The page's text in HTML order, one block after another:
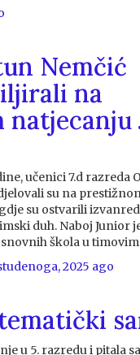
Nemčić
na
natjecanju
učenici 7.d razreda
su na
su ostvarili
duh. Naboj Junior
škola u
2025 ago
u 5. razredu i pitala